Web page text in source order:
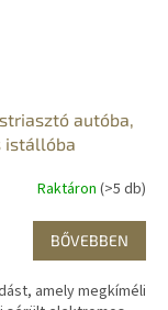
autóba,
istállóba
Raktáron (>5 db)
BŐVEBBEN
amely megkíméli